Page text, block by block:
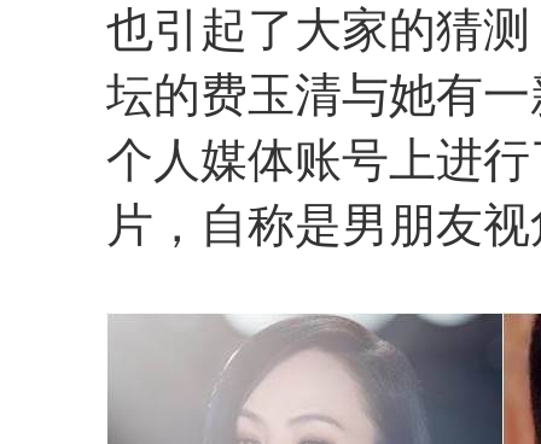
也引起了大家的猜
坛的费玉清与她有
个人媒体账号上进
片，自称是男朋友